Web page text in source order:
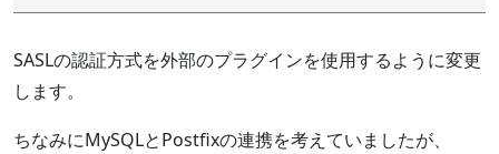
SASLの認証方式を外部のプラグインを使用するように変更
します。
ちなみにMySQLとPostfixの連携を考えていましたが、